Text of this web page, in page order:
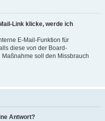
Link klicke, werde ich
E-Mail-Funktion für
diese von der Board-
soll den Missbrauch
Antwort?